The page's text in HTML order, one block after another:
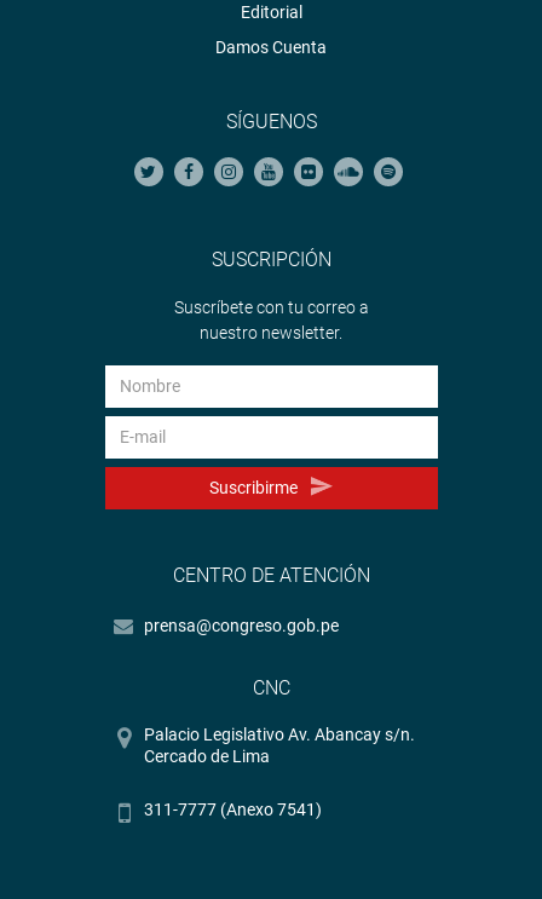
Editorial
Damos Cuenta
SÍGUENOS
SUSCRIPCIÓN
Suscríbete con tu correo a
nuestro newsletter.
Suscribirme
CENTRO DE ATENCIÓN
prensa@congreso.gob.pe
CNC
Palacio Legislativo Av. Abancay s/n.
Cercado de Lima
311-7777 (Anexo 7541)